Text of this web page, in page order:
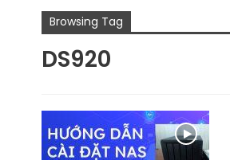
Browsing Tag
DS920